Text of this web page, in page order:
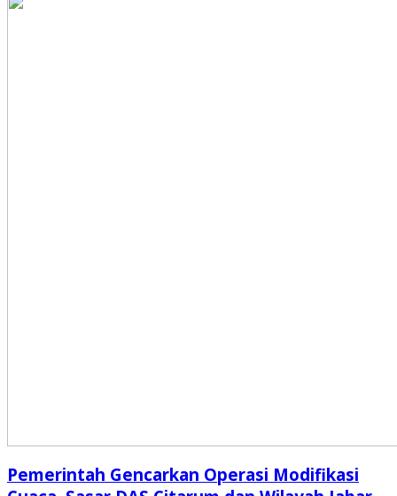
Pemerintah Gencarkan Operasi Modifikasi